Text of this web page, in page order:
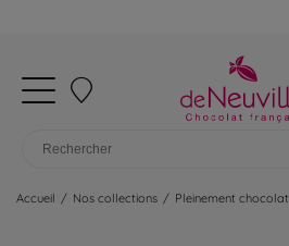
Accueil / Nos collections / Pleinement chocolat